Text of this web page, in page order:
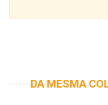
DA MESMA